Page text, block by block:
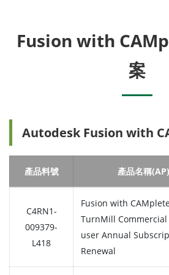
Fusion with
案
Autodesk Fusion with
產品料號 產品名稱(AP)
C4RN1-
009379-
L418
Fusion with
TurnMill Commercial
user Annual
Renewal